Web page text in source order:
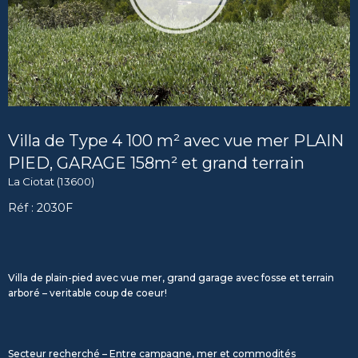
Villa de Type 4 100 m² avec vue mer PLAIN
PIED, GARAGE 158m² et grand terrain
La Ciotat (13600)
Réf : 2030F
Villa de plain-pied avec vue mer, grand garage avec fosse et terrain
arboré – veritable coup de coeur!
Secteur recherché – Entre campagne, mer et commodités